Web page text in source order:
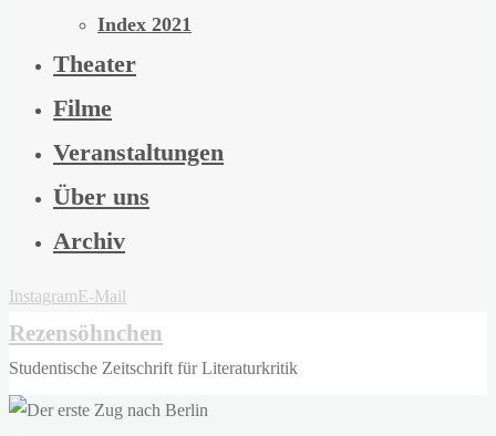
Index 2021
Theater
Filme
Veranstaltungen
Über uns
Archiv
InstagramE-Mail
Rezensöhnchen
Studentische Zeitschrift für Literaturkritik